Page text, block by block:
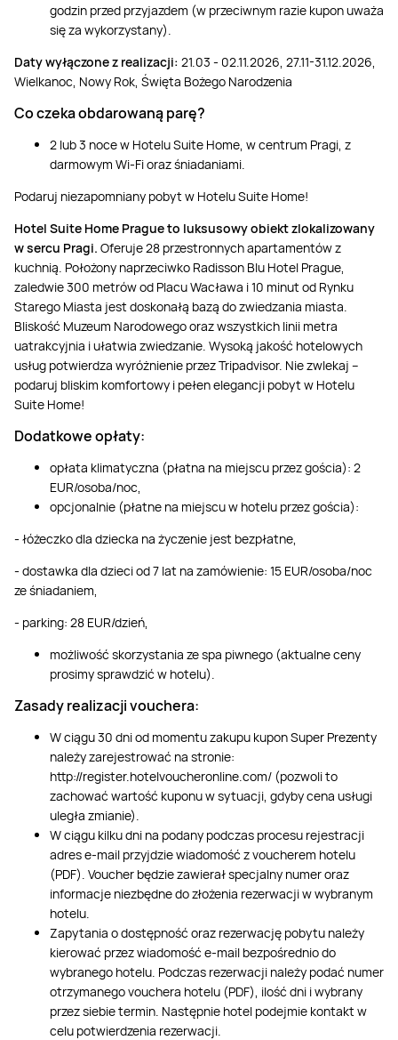
godzin przed przyjazdem (w przeciwnym razie kupon uważa
się za wykorzystany).
Daty wyłączone z realizacji: 21.03 - 02.11.2026, 27.11-31.12.2026,
Wielkanoc, Nowy Rok, Święta Bożego Narodzenia
Co czeka obdarowaną parę?
2 lub 3 noce w Hotelu Suite Home, w centrum Pragi, z
darmowym Wi-Fi oraz śniadaniami.
Podaruj niezapomniany pobyt w Hotelu Suite Home!
Hotel Suite Home Prague to luksusowy obiekt zlokalizowany
w sercu Pragi. Oferuje 28 przestronnych apartamentów z
kuchnią. Położony naprzeciwko Radisson Blu Hotel Prague,
zaledwie 300 metrów od Placu Wacława i 10 minut od Rynku
Starego Miasta jest doskonałą bazą do zwiedzania miasta.
Bliskość Muzeum Narodowego oraz wszystkich linii metra
uatrakcyjnia i ułatwia zwiedzanie. Wysoką jakość hotelowych
usług potwierdza wyróżnienie przez Tripadvisor. Nie zwlekaj –
podaruj bliskim komfortowy i pełen elegancji pobyt w Hotelu
Suite Home!
Dodatkowe opłaty:
opłata klimatyczna (płatna na miejscu przez gościa): 2
EUR/osoba/noc,
opcjonalnie (płatne na miejscu w hotelu przez gościa):
- łóżeczko dla dziecka na życzenie jest bezpłatne,
- dostawka dla dzieci od 7 lat na zamówienie: 15 EUR/osoba/noc
ze śniadaniem,
- parking: 28 EUR/dzień,
możliwość skorzystania ze spa piwnego (aktualne ceny
prosimy sprawdzić w hotelu).
Zasady realizacji vouchera:
W ciągu 30 dni od momentu zakupu kupon Super Prezenty
należy zarejestrować na stronie:
http://register.hotelvoucheronline.com/ (pozwoli to
zachować wartość kuponu w sytuacji, gdyby cena usługi
uległa zmianie).
W ciągu kilku dni na podany podczas procesu rejestracji
adres e-mail przyjdzie wiadomość z voucherem hotelu
(PDF). Voucher będzie zawierał specjalny numer oraz
informacje niezbędne do złożenia rezerwacji w wybranym
hotelu.
Zapytania o dostępność oraz rezerwację pobytu należy
kierować przez wiadomość e-mail bezpośrednio do
wybranego hotelu. Podczas rezerwacji należy podać numer
otrzymanego vouchera hotelu (PDF), ilość dni i wybrany
przez siebie termin. Następnie hotel podejmie kontakt w
celu potwierdzenia rezerwacji.